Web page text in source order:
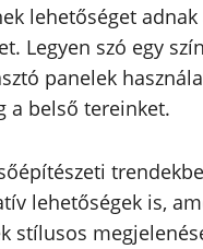
lehetőséget
Legyen szó egy
panelek
a belső tereinket.
lehetőségek is,
stílusos